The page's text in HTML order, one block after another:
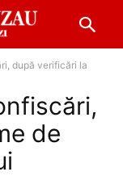
după verificări la
de